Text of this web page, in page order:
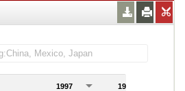
1997 1998